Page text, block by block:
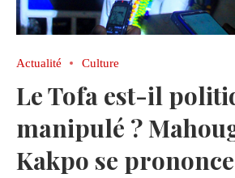
Actualité Culture
Le Tofa est-il
manipulé ?
Kakpo se prononce